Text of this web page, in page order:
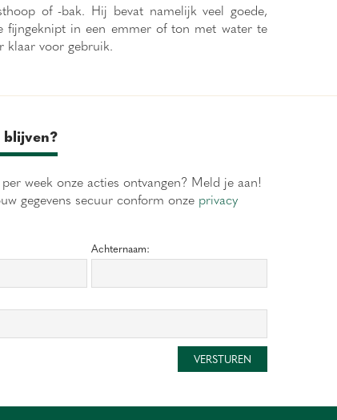
of -bak. Hij bevat namelijk veel goede,
fijngeknipt in een emmer of ton met water te
klaar voor gebruik.
blijven?
week onze acties ontvangen? Meld je aan!
gegevens secuur conform onze privacy
Achternaam: